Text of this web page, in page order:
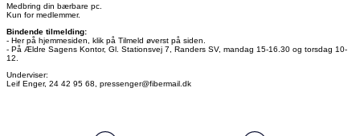
Medbring din bærbare pc.
Kun for medlemmer.
Bindende tilmelding:
- Her på hjemmesiden, klik på Tilmeld øverst på siden.
- På Ældre Sagens Kontor, Gl. Stationsvej 7, Randers SV, mandag 15-16.30 og torsdag 10-
12.
Underviser:
Leif Enger, 24 42 95 68, pressenger@fibermail.dk